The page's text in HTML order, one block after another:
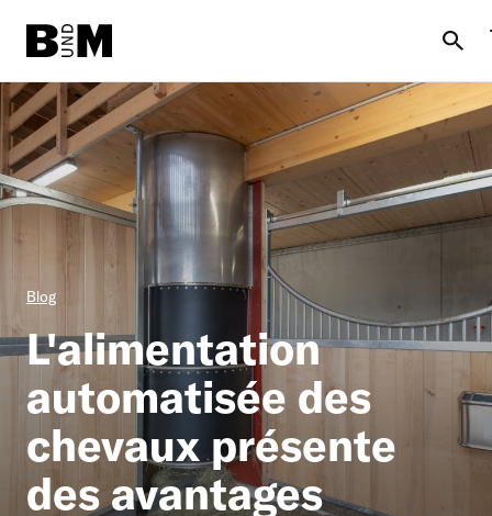
contenu
principal
Bovin
Cheval
Litèrie
Moutons + Chèvres
Informations
d'Ariane
Blog
L'alimentation
automatisée des
chevaux présente
des avantages